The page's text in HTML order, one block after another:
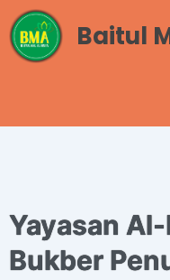
Baitul
Yayasan
Bukber